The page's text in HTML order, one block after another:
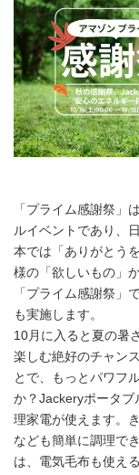
「プライム感謝祭」
ルイベントであり、
本では「ありがとう
様の「欲しいもの」
「プライム感謝祭」
も実施します。
10月に入ると夏の暑
楽しむ絶好のチャン
とで、もっとパワフ
か？Jackeryポータブ
理家電が使えます。
なども簡単に調理で
は、電気毛布も使え